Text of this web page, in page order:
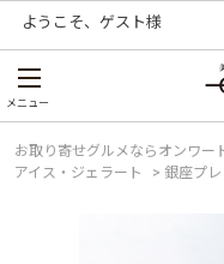
ようこそ、 ゲスト様
メニュー
お取り寄せグルメならオンワー
アイス・ジェラート
> 銀座プレ